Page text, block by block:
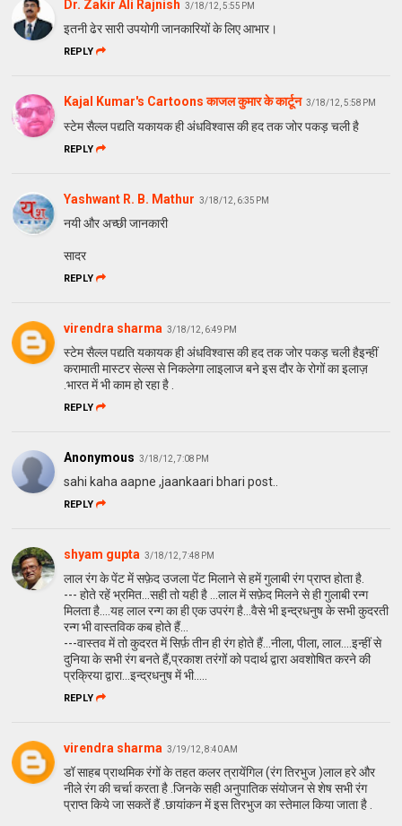
Dr. Zakir Ali Rajnish 3/18/12, 5:55 PM
इतनी ढेर सारी उपयोगी जानकारियों के लिए आभार।
REPLY
Kajal Kumar's Cartoons काजल कुमार के कार्टून 3/18/12, 5:58 PM
स्टेम सैल्ल पद्यति यकायक ही अंधविश्वास की हद तक जोर पकड़ चली है
REPLY
Yashwant R. B. Mathur 3/18/12, 6:35 PM
नयी और अच्छी जानकारी
सादर
REPLY
virendra sharma 3/18/12, 6:49 PM
स्टेम सैल्ल पद्यति यकायक ही अंधविश्वास की हद तक जोर पकड़ चली हैइन्हीं
करामाती मास्टर सेल्स से निकलेगा लाइलाज बने इस दौर के रोगों का इलाज़
.भारत में भी काम हो रहा है .
REPLY
Anonymous 3/18/12, 7:08 PM
sahi kaha aapne ,jaankaari bhari post..
REPLY
shyam gupta 3/18/12, 7:48 PM
लाल रंग के पेंट में सफ़ेद उजला पेंट मिलाने से हमें गुलाबी रंग प्राप्त होता है.
--- होते रहें भ्रमित...सही तो यही है ...लाल में सफ़ेद मिलने से ही गुलाबी रन्ग
मिलता है....यह लाल रन्ग का ही एक उपरंग है...वैसे भी इन्द्रधनुष के सभी कुदरती
रन्ग भी वास्तविक कब होते हैं...
---वास्तव में तो कुदरत में सिर्फ़ तीन ही रंग होते हैं...नीला, पीला, लाल....इन्हीं से
दुनिया के सभी रंग बनते हैं,प्रकाश तरंगों को पदार्थ द्वारा अवशोषित करने की
प्रक्रिया द्वारा...इन्द्रधनुष में भी.....
REPLY
virendra sharma 3/19/12, 8:40 AM
डॉ साहब प्राथमिक रंगों के तहत कलर त्रायेंगिल (रंग तिरभुज )लाल हरे और
नीले रंग की चर्चा करता है .जिनके सही अनुपातिक संयोजन से शेष सभी रंग
प्राप्त किये जा सकतें हैं .छायांकन में इस तिरभुज का स्तेमाल किया जाता है .